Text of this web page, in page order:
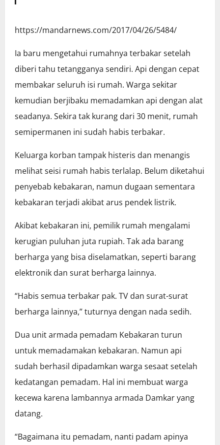
https://mandarnews.com/2017/04/26/5484/
Ia baru mengetahui rumahnya terbakar setelah
diberi tahu tetangganya sendiri. Api dengan cepat
membakar seluruh isi rumah. Warga sekitar
kemudian berjibaku memadamkan api dengan alat
seadanya. Sekira tak kurang dari 30 menit, rumah
semipermanen ini sudah habis terbakar.
Keluarga korban tampak histeris dan menangis
melihat seisi rumah habis terlalap. Belum diketahui
penyebab kebakaran, namun dugaan sementara
kebakaran terjadi akibat arus pendek listrik.
Akibat kebakaran ini, pemilik rumah mengalami
kerugian puluhan juta rupiah. Tak ada barang
berharga yang bisa diselamatkan, seperti barang
elektronik dan surat berharga lainnya.
“Habis semua terbakar pak. TV dan surat-surat
berharga lainnya,” tuturnya dengan nada sedih.
Dua unit armada pemadam Kebakaran turun
untuk memadamakan kebakaran. Namun api
sudah berhasil dipadamkan warga sesaat setelah
kedatangan pemadam. Hal ini membuat warga
kecewa karena lambannya armada Damkar yang
datang.
“Bagaimana itu pemadam, nanti padam apinya